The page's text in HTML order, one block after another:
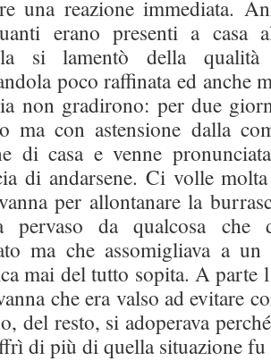
una reazione immediata.
erano presenti a casa
si lamentò della
poco raffinata ed anche
non gradirono: per due
ma con astensione dalla
di casa e venne
di andarsene. Ci volle
per allontanare la
pervaso da qualcosa che
ma che assomigliava a
mai del tutto sopita. A parte
che era valso ad evitare
del resto, si adoperava
di più di quella situazione fu